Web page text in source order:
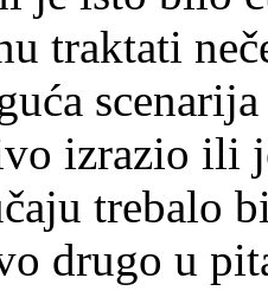
traktati
izrazio ili
trebalo
drugo u